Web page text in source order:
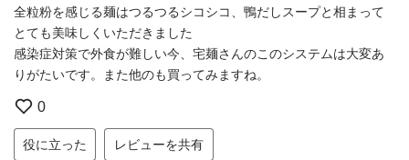
全粒粉を感じる麺はつるつるシコシコ、鴨だしスープと相まって
とても美味しくいただきました
感染症対策で外食が難しい今、宅麺さんのこのシステムは大変あ
りがたいです。また他のも買ってみますね。
0
役に立った レビューを共有